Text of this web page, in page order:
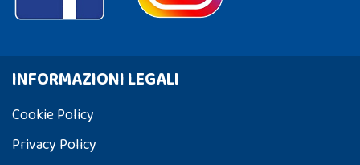
INFORMAZIONI LEGALI
Cookie Policy
Privacy Policy